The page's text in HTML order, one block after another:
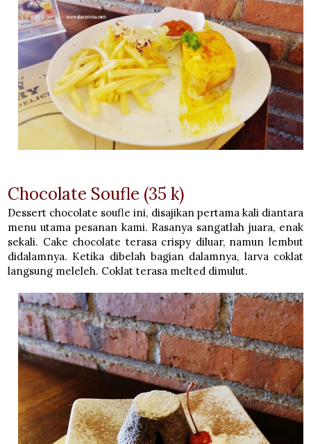
Chocolate Soufle (35 k)
Dessert chocolate soufle ini, disajikan pertama kali diantara
menu utama pesanan kami. Rasanya sangatlah juara, enak
sekali. Cake chocolate terasa crispy diluar, namun lembut
didalamnya. Ketika dibelah bagian dalamnya, larva coklat
langsung meleleh. Coklat terasa melted dimulut.